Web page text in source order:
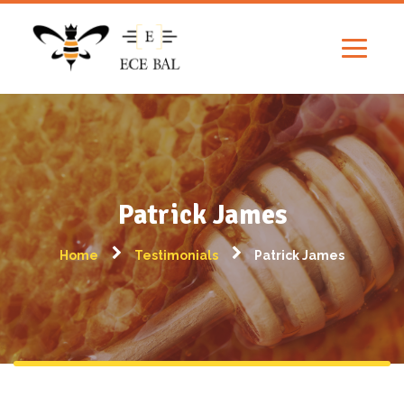
Patrick James
Home Testimonials Patrick James